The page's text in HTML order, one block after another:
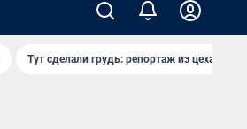
Тут сделали грудь: репортаж из цеха